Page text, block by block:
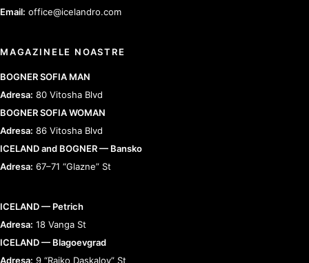
Email: office@icelandro.com
MAGAZINELE NOASTRE
BOGNER SOFIA MAN
Adresa: 80 Vitosha Blvd
BOGNER SOFIA WOMAN
Adresa: 86 Vitosha Blvd
ICELAND and BOGNER — Bansko
Adresa: 67–71 “Glazne” St
ICELAND — Petrich
Adresa: 18 Vanga St
ICELAND — Blagoevgrad
Adresa: 9 “Raiko Daskalov” St